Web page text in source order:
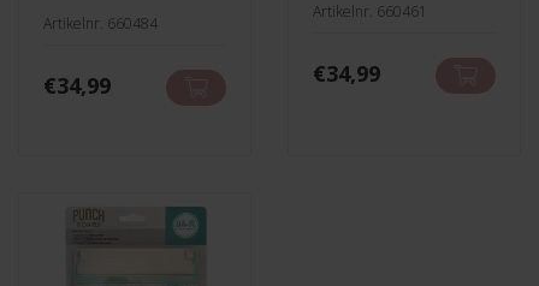
Artikelnr. 660484
€34,99
Artikelnr. 660461
€34,99